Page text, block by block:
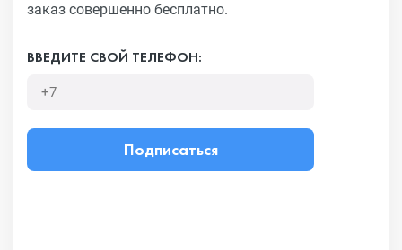
заказ совершенно бесплатно.
ВВЕДИТЕ СВОЙ ТЕЛЕФОН:
Подписаться